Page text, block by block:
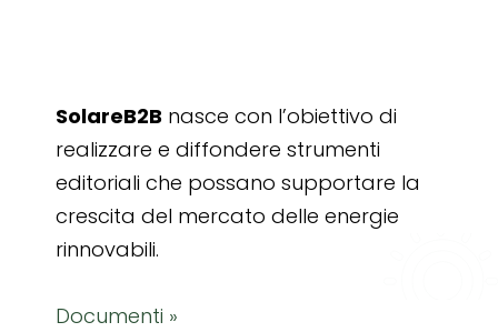
SolareB2B nasce con l’obiettivo di
realizzare e diffondere strumenti
editoriali che possano supportare la
crescita del mercato delle energie
rinnovabili.
Documenti »